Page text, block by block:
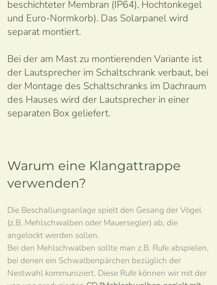
beschichteter Membran (IP64), Hochtonkegel
und Euro-Normkorb). Das Solarpanel wird
separat montiert.
Bei der am Mast zu montierenden Variante ist
der Lautsprecher im Schaltschrank verbaut, bei
der Montage des Schaltschranks im Dachraum
des Hauses wird der Lautsprecher in einer
separaten Box geliefert.
Warum eine Klangattrappe
verwenden?
Die Beschallungsanlage spielt den Gesang der Vögel
(z.B. Mehlschwalben oder Mauersegler) ab, die
angelockt werden sollen.
Bei den Mehlschwalben sollte man z.B. Rufe abspielen,
bei denen ein Schwalbenpärchen bezüglich der
Nestwahl kommuniziert. Diese Rufe können wir mit der